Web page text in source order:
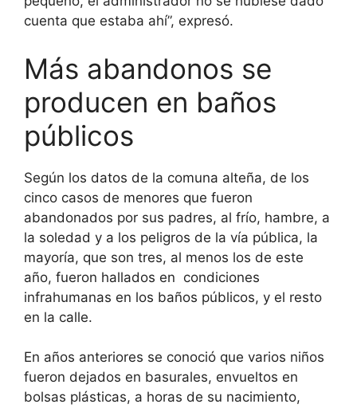
cuenta que estaba ahí”, expresó.
Más abandonos se
producen en baños
públicos
Según los datos de la comuna alteña, de los
cinco casos de menores que fueron
abandonados por sus padres, al frío, hambre, a
la soledad y a los peligros de la vía pública, la
mayoría, que son tres, al menos los de este
año, fueron hallados en condiciones
infrahumanas en los baños públicos, y el resto
en la calle.
En años anteriores se conoció que varios niños
fueron dejados en basurales, envueltos en
bolsas plásticas, a horas de su nacimiento,